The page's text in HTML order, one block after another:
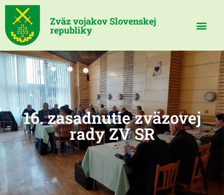
Zväz vojakov Slovenskej
republiky
16. zasadnutie zväzovej
rady ZV SR